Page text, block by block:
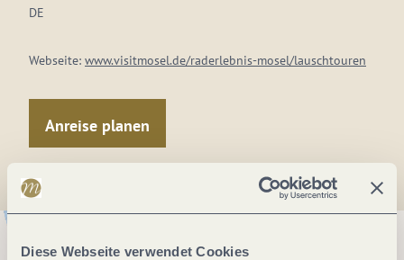
Diese Webseite verwendet Cookies
DE
Webseite: www.visitmosel.de/raderlebnis-mosel/lauschtouren
Anreise planen